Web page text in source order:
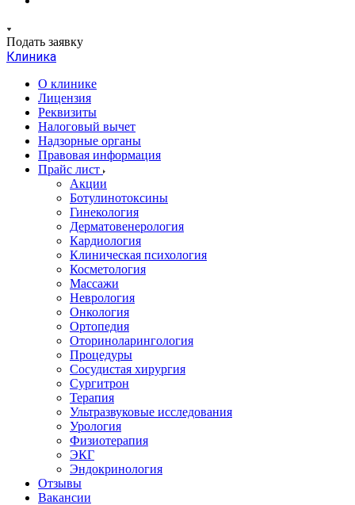
Подать заявку
Клиника
О клинике
Лицензия
Реквизиты
Налоговый вычет
Надзорные органы
Правовая информация
Прайс лист
Акции
Ботулинотоксины
Гинекология
Дерматовенерология
Кардиология
Клиническая психология
Косметология
Массажи
Неврология
Онкология
Ортопедия
Оториноларингология
Процедуры
Сосудистая хирургия
Сургитрон
Терапия
Ультразвуковые исследования
Урология
Физиотерапия
ЭКГ
Эндокринология
Отзывы
Вакансии